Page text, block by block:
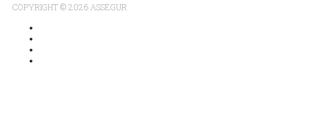
COPYRIGHT © 2026 ASSEGUR